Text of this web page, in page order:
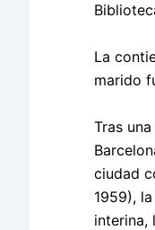
La
marido
Tras
ciudad
1959),
interina,